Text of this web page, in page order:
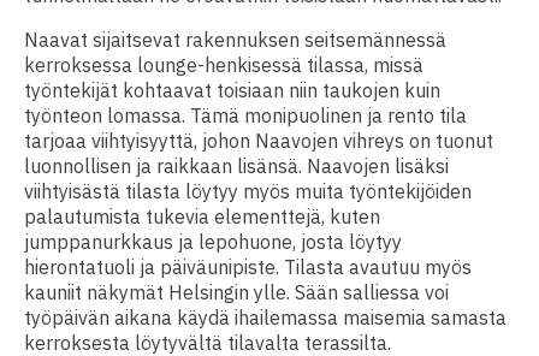
Naavat sijaitsevat rakennuksen seitsemännessä
kerroksessa lounge-henkisessä tilassa, missä
työntekijät kohtaavat toisiaan niin taukojen kuin
työnteon lomassa. Tämä monipuolinen ja rento tila
tarjoaa viihtyisyyttä, johon Naavojen vihreys on tuonut
luonnollisen ja raikkaan lisänsä. Naavojen lisäksi
viihtyisästä tilasta löytyy myös muita työntekijöiden
palautumista tukevia elementtejä, kuten
jumppanurkkaus ja lepohuone, josta löytyy
hierontatuoli ja päiväunipiste. Tilasta avautuu myös
kauniit näkymät Helsingin ylle. Sään salliessa voi
työpäivän aikana käydä ihailemassa maisemia samasta
kerroksesta löytyvältä tilavalta terassilta.